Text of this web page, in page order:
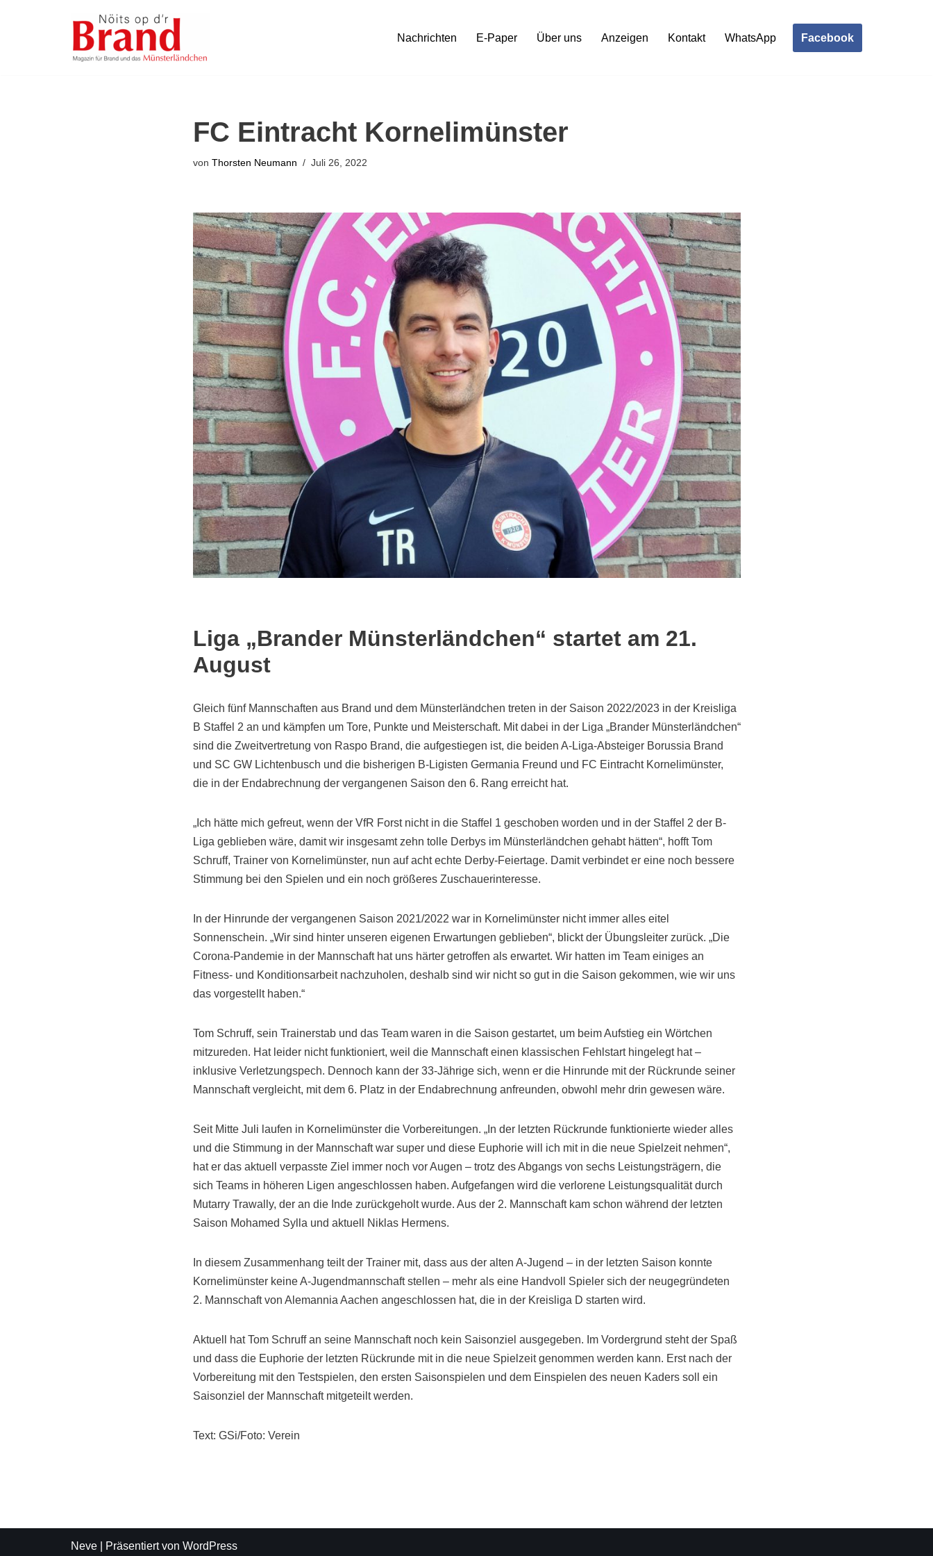
Nachrichten E-Paper Über uns Anzeigen Kontakt WhatsApp Facebook
FC Eintracht Kornelimünster
von Thorsten Neumann Juli 26, 2022
Liga „Brander Münsterländchen“ startet am 21.
August
Gleich fünf Mannschaften aus Brand und dem Münsterländchen treten in der Saison 2022/2023 in der Kreisliga
B Staffel 2 an und kämpfen um Tore, Punkte und Meisterschaft. Mit dabei in der Liga „Brander Münsterländchen“
sind die Zweitvertretung von Raspo Brand, die aufgestiegen ist, die beiden A-Liga-Absteiger Borussia Brand
und SC GW Lichtenbusch und die bisherigen B-Ligisten Germania Freund und FC Eintracht Kornelimünster,
die in der Endabrechnung der vergangenen Saison den 6. Rang erreicht hat.
„Ich hätte mich gefreut, wenn der VfR Forst nicht in die Staffel 1 geschoben worden und in der Staffel 2 der B-
Liga geblieben wäre, damit wir insgesamt zehn tolle Derbys im Münsterländchen gehabt hätten“, hofft Tom
Schruff, Trainer von Kornelimünster, nun auf acht echte Derby-Feiertage. Damit verbindet er eine noch bessere
Stimmung bei den Spielen und ein noch größeres Zuschauerinteresse.
In der Hinrunde der vergangenen Saison 2021/2022 war in Kornelimünster nicht immer alles eitel
Sonnenschein. „Wir sind hinter unseren eigenen Erwartungen geblieben“, blickt der Übungsleiter zurück. „Die
Corona-Pandemie in der Mannschaft hat uns härter getroffen als erwartet. Wir hatten im Team einiges an
Fitness- und Konditionsarbeit nachzuholen, deshalb sind wir nicht so gut in die Saison gekommen, wie wir uns
das vorgestellt haben.“
Tom Schruff, sein Trainerstab und das Team waren in die Saison gestartet, um beim Aufstieg ein Wörtchen
mitzureden. Hat leider nicht funktioniert, weil die Mannschaft einen klassischen Fehlstart hingelegt hat –
inklusive Verletzungspech. Dennoch kann der 33-Jährige sich, wenn er die Hinrunde mit der Rückrunde seiner
Mannschaft vergleicht, mit dem 6. Platz in der Endabrechnung anfreunden, obwohl mehr drin gewesen wäre.
Seit Mitte Juli laufen in Kornelimünster die Vorbereitungen. „In der letzten Rückrunde funktionierte wieder alles
und die Stimmung in der Mannschaft war super und diese Euphorie will ich mit in die neue Spielzeit nehmen“,
hat er das aktuell verpasste Ziel immer noch vor Augen – trotz des Abgangs von sechs Leistungsträgern, die
sich Teams in höheren Ligen angeschlossen haben. Aufgefangen wird die verlorene Leistungsqualität durch
Mutarry Trawally, der an die Inde zurückgeholt wurde. Aus der 2. Mannschaft kam schon während der letzten
Saison Mohamed Sylla und aktuell Niklas Hermens.
In diesem Zusammenhang teilt der Trainer mit, dass aus der alten A-Jugend – in der letzten Saison konnte
Kornelimünster keine A-Jugendmannschaft stellen – mehr als eine Handvoll Spieler sich der neugegründeten
2. Mannschaft von Alemannia Aachen angeschlossen hat, die in der Kreisliga D starten wird.
Aktuell hat Tom Schruff an seine Mannschaft noch kein Saisonziel ausgegeben. Im Vordergrund steht der Spaß
und dass die Euphorie der letzten Rückrunde mit in die neue Spielzeit genommen werden kann. Erst nach der
Vorbereitung mit den Testspielen, den ersten Saisonspielen und dem Einspielen des neuen Kaders soll ein
Saisonziel der Mannschaft mitgeteilt werden.
Text: GSi/Foto: Verein
Neve | Präsentiert von WordPress